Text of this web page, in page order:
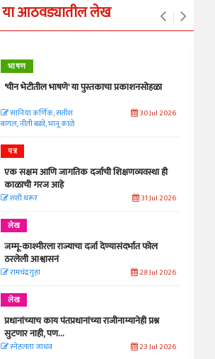
या आठवड्यातील लेख
भाषण
'चीन भेटीतील भाषणे' या पुस्तकाचा प्रकाशनसोहळा
सानिया कर्णिक, सतीश
बागल, नीती बडवे, भानू काळे
30 Jul 2026
पत्र
एक सक्षम आणि जागतिक दर्जाची शिक्षणव्यवस्था ही
काळाची गरज आहे
शशी थरूर 31 Jul 2026
लेख
जम्मू-काश्मीरला राज्याचा दर्जा देण्यासंदर्भात फोल
ठरलेली आश्वासनं
रामचंद्र गुहा 28 Jul 2026
लेख
प्रधानांच्याच काय पंतप्रधानांच्या राजीनाम्यानेही प्रश्न
सुटणार नाही, पण...
स्नेहलता जाधव 23 Jul 2026